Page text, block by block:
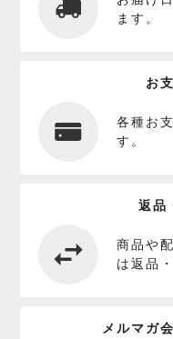
ます。
お
各種お
す。
返品
商品や
は返品
メルマガ